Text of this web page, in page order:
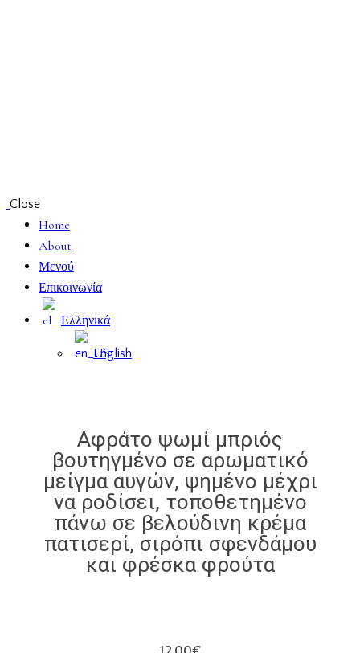
Close
Home
About
Μενού
Επικοινωνία
Ελληνικά
English
Αφράτο ψωμί μπριός
βουτηγμένο σε αρωματικό
μείγμα αυγών, ψημένο μέχρι
να ροδίσει, τοποθετημένο
πάνω σε βελούδινη κρέμα
πατισερί, σιρόπι σφενδάμου
και φρέσκα φρούτα